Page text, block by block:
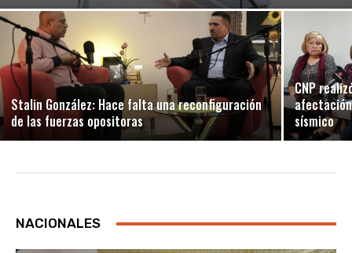
Stalin González: Hace falta una reconfiguración
de las fuerzas opositoras
CNP
sísmico
NACIONALES